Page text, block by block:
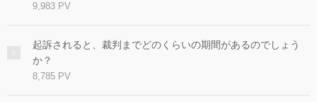
9,983 PV
起訴されると、裁判までどのくらいの期間があるのでしょう
か？
8,785 PV